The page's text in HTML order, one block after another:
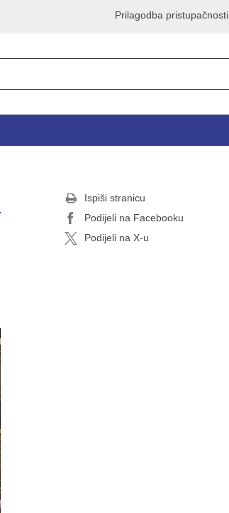
Prilagodba pristupačnosti
Ispiši stranicu
Podijeli na Facebooku
Podijeli na X-u